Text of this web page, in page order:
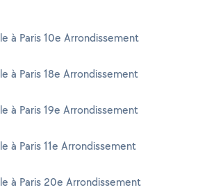
à Paris 10e Arrondissement
à Paris 18e Arrondissement
à Paris 19e Arrondissement
à Paris 11e Arrondissement
à Paris 20e Arrondissement